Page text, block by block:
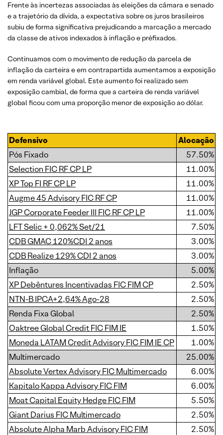
Frente às incertezas associadas às eleições da câmara e senado
e a trajetório da dívida, a expectativa sobre os juros brasileiros
subiu de forma significativa prejudicando a marcação a mercado
da classe de ativos indexados à inflação e préfixados.
Continuamos com o movimento de redução da parcela de
inflação da carteira e em contrapartida aumentamos a exposição
em renda variável global. Este aumento foi realizado sem
exposição cambial, de forma que a carteira de renda variável
global ficou com uma proporção menor de exposição ao dólar.
Defensivo
Alocação
Pós Fixado
57.50%
Selection FIC RF CP LP
11.00%
XP Top FI RF CP LP
11.00%
Augme 45 Advisory FIC RF CP
11.00%
JGP Corporate Feeder III FIC RF CP LP
11.00%
LFT Selic + 0,062% Set/21
7.50%
CDB GMAC 120%CDI 2 anos
3.00%
CDB Realize 129% CDI 2 anos
3.00%
Inflação
5.00%
XP Debêntures Incentivadas FIC FIM CP
2.50%
NTN-B IPCA+2,64% Ago-28
2.50%
Renda Fixa Global
2.50%
Oaktree Global Credit FIC FIM IE
1.50%
Moneda LATAM Credit Advisory FIC FIM IE CP
1.00%
Multimercado
25.00%
Absolute Vertex Advisory FIC Multimercado
6.00%
Kapitalo Kappa Advisory FIC FIM
6.00%
Moat Capital Equity Hedge FIC FIM
5.50%
Giant Darius FIC Multimercado
2.50%
Absolute Alpha Marb Advisory FIC FIM
2.50%